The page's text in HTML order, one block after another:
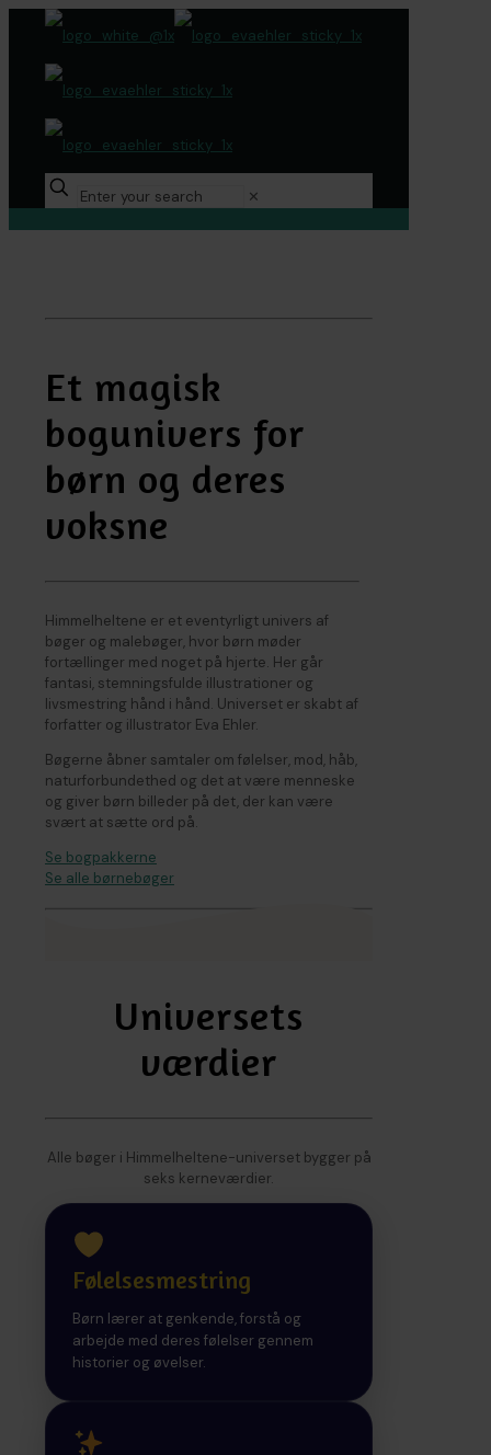
✕
Et magisk
bogunivers for
børn og deres
voksne
Himmelheltene er et eventyrligt univers af
bøger og malebøger, hvor børn møder
fortællinger med noget på hjerte. Her går
fantasi, stemningsfulde illustrationer og
livsmestring hånd i hånd. Universet er skabt af
forfatter og illustrator Eva Ehler.
Bøgerne åbner samtaler om følelser, mod, håb,
naturforbundethed og det at være menneske
og giver børn billeder på det, der kan være
svært at sætte ord på.
Se bogpakkerne
Se alle børnebøger
Universets
værdier
Alle bøger i Himmelheltene-universet bygger på
seks kerneværdier.
Følelsesmestring
Børn lærer at genkende, forstå og
arbejde med deres følelser gennem
historier og øvelser.